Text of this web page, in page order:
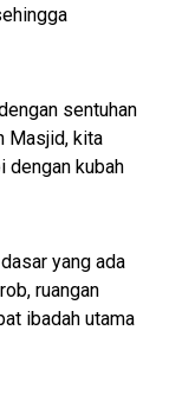
sentuhan
Masjid, kita
dengan kubah
yang ada
ruangan
ibadah utama